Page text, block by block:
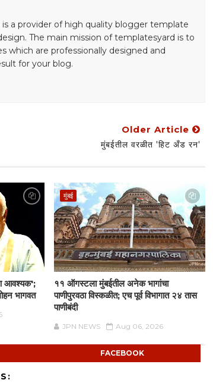
a provider of high quality blogger template
The main mission of templatesyard is to
are professionally designed and
for your blog.
Older Article
मुंबईतील वरळीत 'हिट अँड रन'
आवश्यक';
भागवत
मुंबई
११ ऑगस्टला मुंबईतील अनेक भागांचा
पाणीपुरवठा विस्कळीत; एच पूर्व विभागात २४ तास
पाणीबंदी
JPN NEWS Aug 06, 2026
FACEBOOK